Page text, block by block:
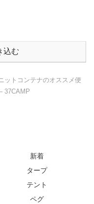
込む
ットコンテナのオススメ便
37CAMP
新着
タープ
テント
ペグ